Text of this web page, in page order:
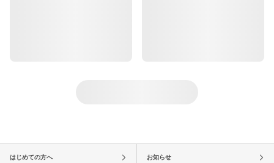
はじめての方へ お知らせ